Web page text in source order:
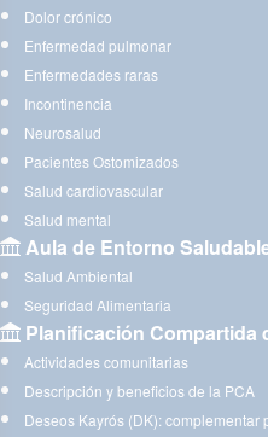
Dolor crónico
Enfermedad pulmonar
Enfermedades raras
Incontinencia
Neurosalud
Pacientes Ostomizados
Salud cardiovascular
Salud mental
Aula de Entorno
Salud Ambiental
Seguridad Alimentaria
Planificación Compartida
Actividades comunitarias
Descripción y beneficios de la PCA
Deseos Kayrós (DK):